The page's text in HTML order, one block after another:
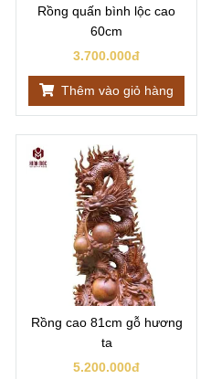
Rồng quấn bình lộc cao
60cm
3.700.000đ
Thêm vào giỏ hàng
Rồng cao 81cm gỗ hương
ta
5.200.000đ